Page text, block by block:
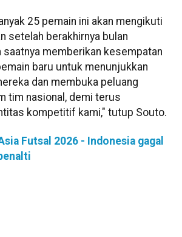
25 pemain ini akan mengikuti
setelah berakhirnya bulan
saatnya memberikan kesempatan
baru untuk menunjukkan
dan membuka peluang
tim nasional, demi terus
kompetitif kami," tutup Souto.
Futsal 2026 - Indonesia gagal